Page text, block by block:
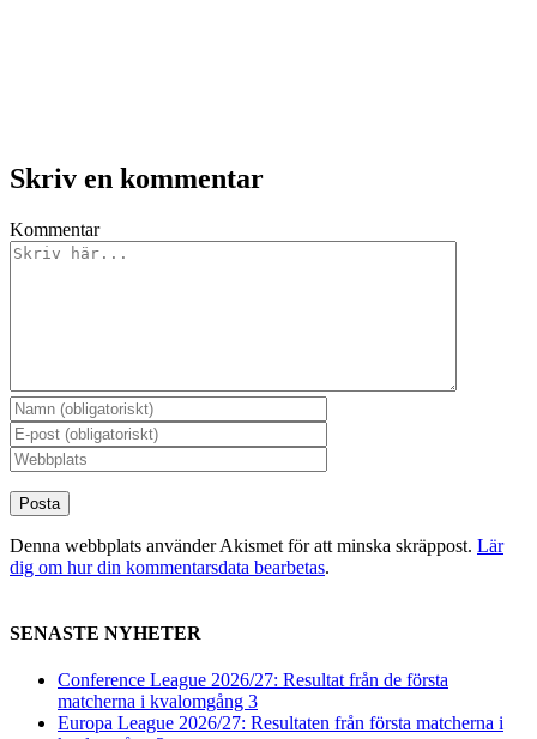
Skriv en kommentar
Kommentar
Denna webbplats använder Akismet för att minska skräppost. Lär
dig om hur din kommentarsdata bearbetas.
SENASTE NYHETER
Conference League 2026/27: Resultat från de första
matcherna i kvalomgång 3
Europa League 2026/27: Resultaten från första matcherna i